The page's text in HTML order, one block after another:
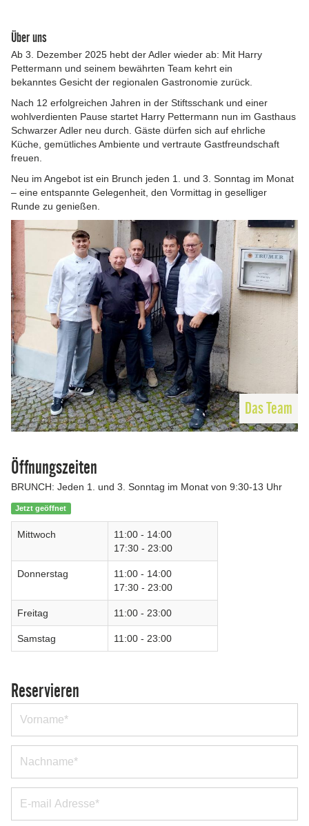
Über uns
Ab 3. Dezember 2025 hebt der Adler wieder ab: Mit Harry
Pettermann und seinem bewährten Team kehrt ein
bekanntes Gesicht der regionalen Gastronomie zurück.
Nach 12 erfolgreichen Jahren in der Stiftsschank und einer
wohlverdienten Pause startet Harry Pettermann nun im Gasthaus
Schwarzer Adler neu durch. Gäste dürfen sich auf ehrliche
Küche, gemütliches Ambiente und vertraute Gastfreundschaft
freuen.
Neu im Angebot ist ein Brunch jeden 1. und 3. Sonntag im Monat
– eine entspannte Gelegenheit, den Vormittag in geselliger
Runde zu genießen.
Das Team
Öffnungszeiten
BRUNCH: Jeden 1. und 3. Sonntag im Monat von 9:30-13 Uhr
Jetzt geöffnet
Mittwoch
11:00 - 14:00
17:30 - 23:00
Donnerstag
11:00 - 14:00
17:30 - 23:00
Freitag 11:00 - 23:00
Samstag 11:00 - 23:00
Reservieren